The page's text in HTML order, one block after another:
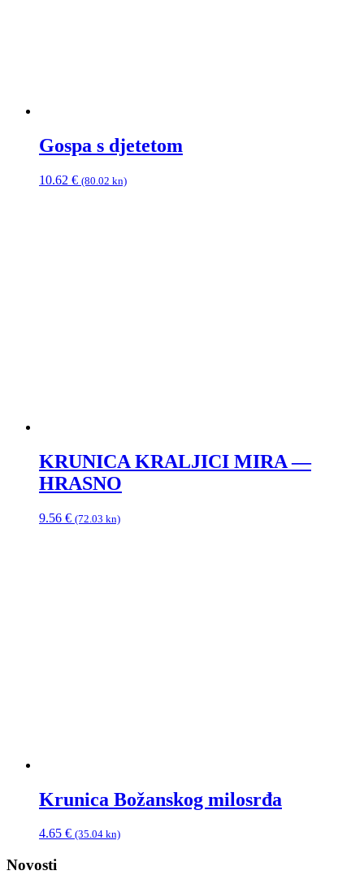
Gospa s djetetom
10.62 € (80.02 kn)
KRUNICA KRALJICI MIRA —
HRASNO
9.56 € (72.03 kn)
Krunica Božanskog milosrđa
4.65 € (35.04 kn)
Novosti